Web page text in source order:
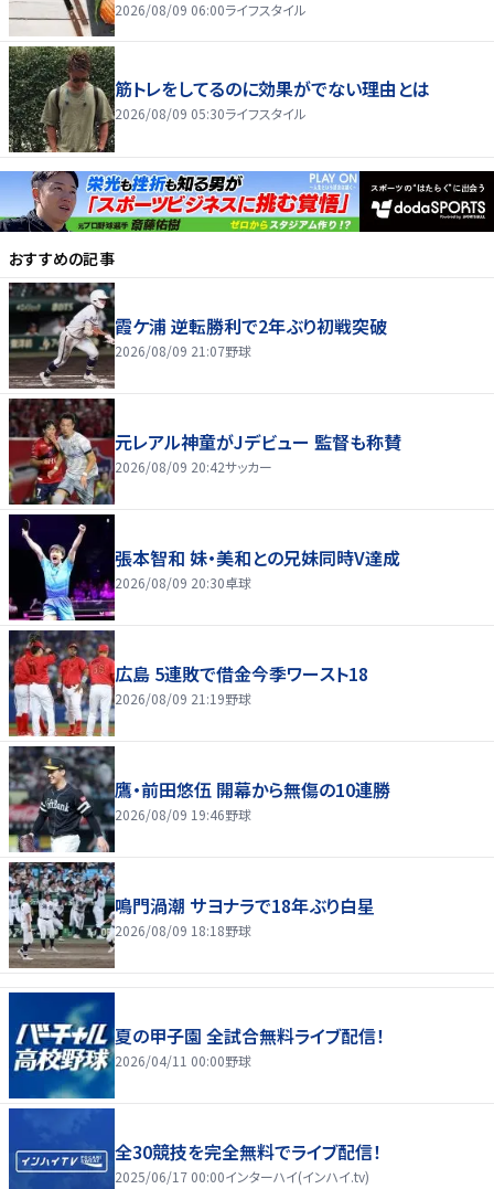
2026/08/09 06:00ライフスタイル
筋トレをしてるのに効果がでない理由とは
2026/08/09 05:30ライフスタイル
おすすめの記事
霞ケ浦 逆転勝利で2年ぶり初戦突破
2026/08/09 21:07野球
元レアル神童がJデビュー 監督も称賛
2026/08/09 20:42サッカー
張本智和 妹・美和との兄妹同時V達成
2026/08/09 20:30卓球
広島 5連敗で借金今季ワースト18
2026/08/09 21:19野球
鷹・前田悠伍 開幕から無傷の10連勝
2026/08/09 19:46野球
鳴門渦潮 サヨナラで18年ぶり白星
2026/08/09 18:18野球
夏の甲子園 全試合無料ライブ配信！
2026/04/11 00:00野球
全30競技を完全無料でライブ配信！
2025/06/17 00:00インターハイ(インハイ.tv)